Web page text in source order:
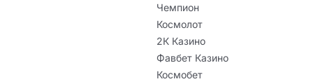
Чемпион
Космолот
2К Казино
Фавбет Казино
Космобет